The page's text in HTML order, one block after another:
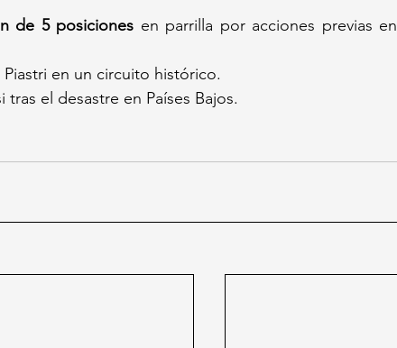
de 5 posiciones en parrilla por acciones previas en
Piastri en un circuito histórico.
el desastre en Países Bajos.